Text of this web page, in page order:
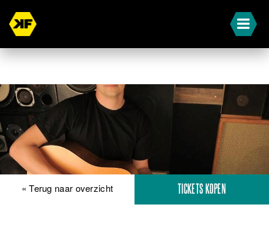
« Terug naar overzicht TICKETS KOPEN